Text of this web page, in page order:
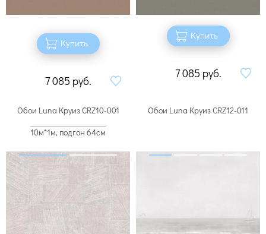
Купить
7 085 руб.
Купить
7 085 руб.
Обои Luna Круиз CRZ10-001
10м*1м, подгон 64см
Обои Luna Круиз CRZ12-011